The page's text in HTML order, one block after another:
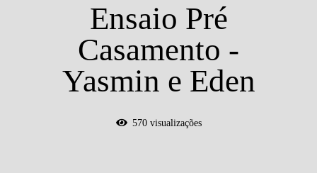
Ensaio Pré
Casamento -
Yasmin e Eden
570visualizações